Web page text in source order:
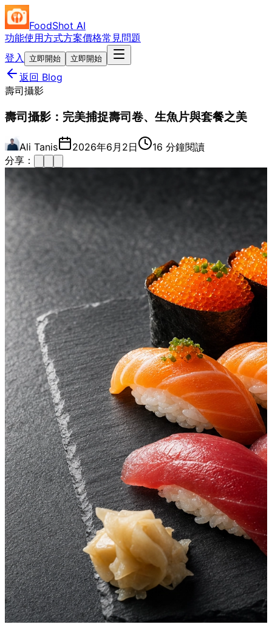
FoodShot AI
功能使用方式方案價格常見問題
登入
立即開始 立即開始
返回 Blog
壽司攝影
壽司攝影：完美捕捉壽司卷、生魚片與套餐之美
Ali Tanis 2026年6月2日
16 分鐘閱讀
分享：